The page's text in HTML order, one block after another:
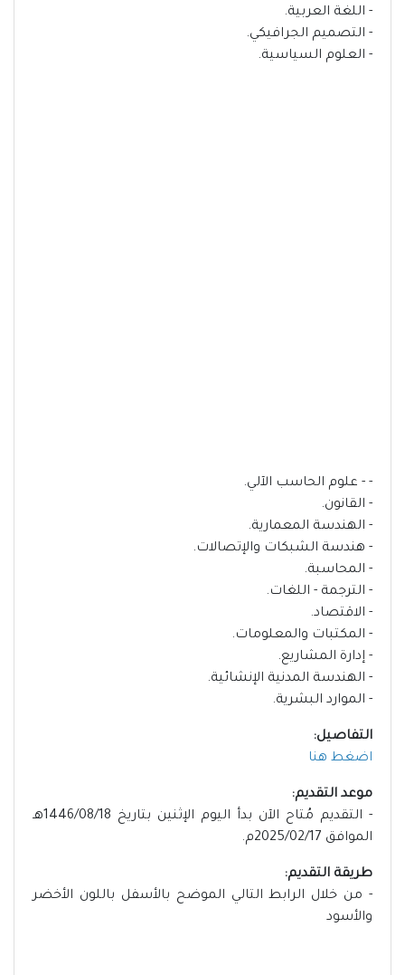
- اللغة العربية.
- التصميم الجرافيكي.
- العلوم السياسية.
- - علوم الحاسب الآلي.
- القانون.
- الهندسة المعمارية.
- هندسة الشبكات والإتصالات.
- المحاسبة.
- الترجمة - اللغات.
- الاقتصاد.
- المكتبات والمعلومات.
- إدارة المشاريع.
- الهندسة المدنية الإنشائية.
- الموارد البشرية.
التفاصيل:
اضغط هنا
موعد التقديم:
- التقديم مُتاح الآن بدأ اليوم الإثنين بتاريخ 1446/08/18هـ
الموافق 2025/02/17م.
طريقة التقديم:
- من خلال الرابط التالي الموضح بالأسفل باللون الأخضر
والأسود